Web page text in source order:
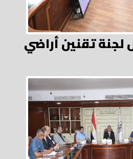
تقنين أراضي